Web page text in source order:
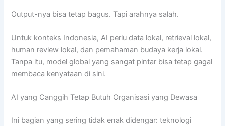
Output-nya bisa tetap bagus. Tapi arahnya salah.
Untuk konteks Indonesia, AI perlu data lokal, retrieval lokal,
human review lokal, dan pemahaman budaya kerja lokal.
Tanpa itu, model global yang sangat pintar bisa tetap gagal
membaca kenyataan di sini.
AI yang Canggih Tetap Butuh Organisasi yang Dewasa
Ini bagian yang sering tidak enak didengar: teknologi